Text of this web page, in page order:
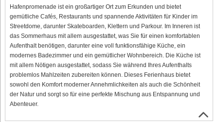
Hafenpromenade ist ein großartiger Ort zum Erkunden und bietet
gemütliche Cafés, Restaurants und spannende Aktivitäten für Kinder im
Streetdome, darunter Skateboarden, Klettern und Parkour. Im Inneren ist
das Sommerhaus mit allem ausgestattet, was Sie für einen komfortablen
Aufenthalt benötigen, darunter eine voll funktionsfähige Küche, ein
modernes Badezimmer und ein gemütlicher Wohnbereich. Die Küche ist
mit allem Nötigen ausgestattet, sodass Sie während Ihres Aufenthalts
problemlos Mahlzeiten zubereiten können. Dieses Ferienhaus bietet
sowohl den Komfort moderner Annehmlichkeiten als auch die Schönheit
der Natur und sorgt so für eine perfekte Mischung aus Entspannung und
Abenteuer.